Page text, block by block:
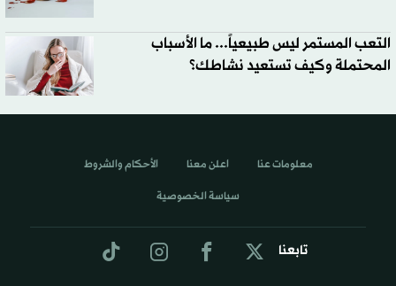
التعب المستمر ليس طبيعياً... ما الأسباب
المحتملة وكيف تستعيد نشاطك؟
تابعنا
معلومات عنا اعلن معنا الأحكام والشروط
سياسة الخصوصية